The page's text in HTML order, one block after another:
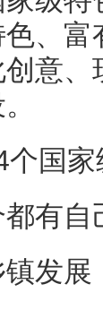
、富
意、
个国
有自
发展